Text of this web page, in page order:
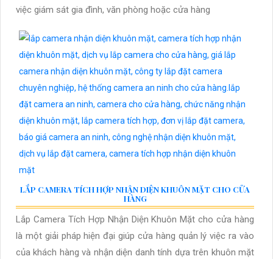
việc giám sát gia đình, văn phòng hoặc cửa hàng
LẮP CAMERA TÍCH HỢP NHẬN DIỆN KHUÔN MẶT CHO CỬA
HÀNG
Lắp Camera Tích Hợp Nhận Diện Khuôn Mặt cho cửa hàng
là một giải pháp hiện đại giúp cửa hàng quản lý việc ra vào
của khách hàng và nhận diện danh tính dựa trên khuôn mặt